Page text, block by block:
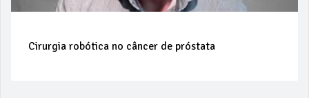
Cirurgia robótica no câncer de próstata